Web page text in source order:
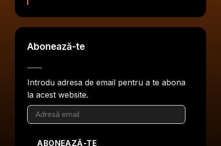
Abonează-te
Introdu adresa de email pentru a te abona
la acest website.
Adresă
email
ABONEAZĂ-TE